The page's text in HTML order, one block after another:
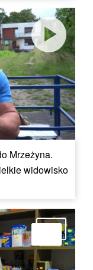
Mrzeżyna.
widowisko